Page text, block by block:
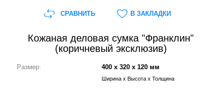
Кожаная деловая сумка "Франклин"
(коричневый эксклюзив)
Размер: 400 x 320 x 120 мм
Ширина x Высота x Толщина
СРАВНИТЬ В ЗАКЛАДКИ